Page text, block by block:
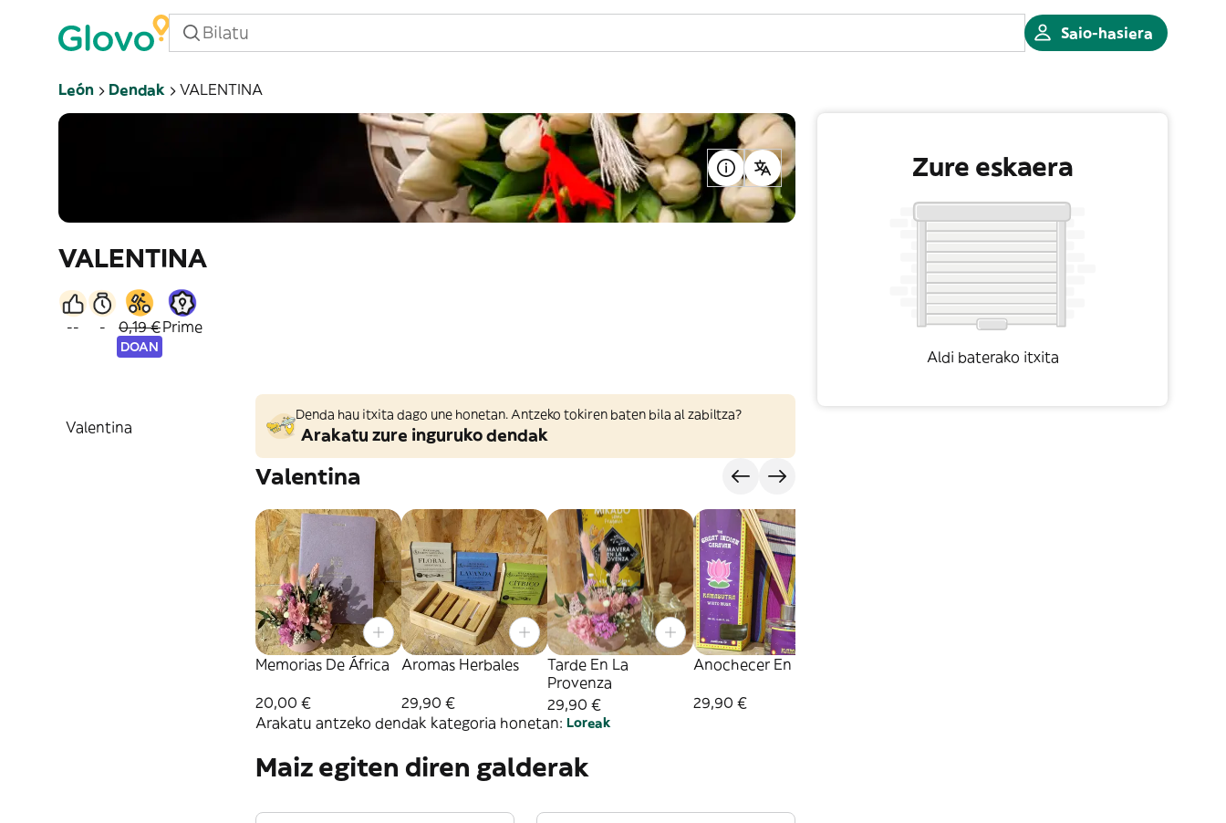
Saio-hasiera
León Dendak VALENTINA
VALENTINA
-- - 0,19 €
DOAN
Prime
Valentina
Denda hau itxita dago une honetan. Antzeko tokiren baten bila al zabiltza?
Arakatu zure inguruko dendak
Valentina
Memorias De África
20,00 €
Aromas Herbales
29,90 €
Tarde En La
Provenza
29,90 €
Anochecer En India
29,90 €
Arakatu antzeko dendak kategoria honetan: Loreak
Maiz egiten diren galderak
Zure eskaera
Aldi baterako itxita